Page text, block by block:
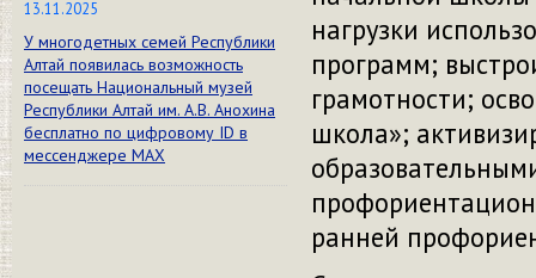
13.11.2025
У многодетных семей Республики
Алтай появилась возможность
посещать Национальный музей
Республики Алтай им. А.В. Анохина
бесплатно по цифровому ID в
мессенджере МАХ
нагрузки
программ;
грамотности;
школа»;
ранней